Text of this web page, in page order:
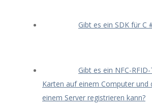
Gibt es ein SDK für C
Gibt es ein NFC-
Karten auf einem Computer und
einem Server registrieren kann?